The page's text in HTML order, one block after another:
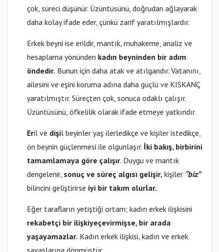
çok, süreci düşünür. Üzüntüsünü, doğrudan ağlayarak
daha kolay ifade eder, çünkü zarif yaratılmışlardır.
Erkek beyni ise erildir, mantık, muhakeme, analiz ve
hesaplama yönünden kadın beyninden bir adım
öndedir. Bunun için daha atak ve atılgandır. Vatanını,
ailesini ve eşini koruma adına daha güçlü ve KISKANÇ
yaratılmıştır. Süreçten çok, sonuca odaklı çalışır.
Üzüntüsünü, öfkelilik olarak ifade etmeye yatkındır.
Eril ve dişil beyinler yaş ilerledikçe ve kişiler istedikçe,
ön beynin güçlenmesi ile olgunlaşır. İki bakış, birbirini
tamamlamaya göre çalışır. Duygu ve mantık
dengelenir, sonuç ve süreç algısı gelişir, kişiler “biz”
bilincini geliştirirse iyi bir takım olurlar.
Eğer tarafların yetiştiği ortam; kadın erkek ilişkisini
rekabetçi bir ilişkiyeçevirmişse, bir arada
yaşayamazlar. Kadın erkek ilişkisi, kadın ve erkek
savaşlarına dönmüştür.